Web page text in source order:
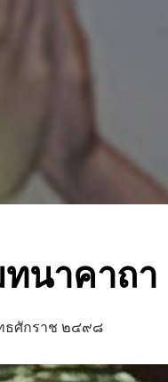
นาคาถา
ธศักราช ๒๔๙๘